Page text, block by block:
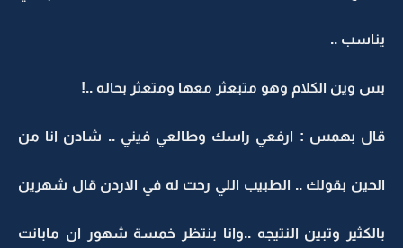
يناسب ..
بس وين الكلام وهو متبعثر معها ومتعثر بحاله ..!
قال بهمس : ارفعي راسك وطالعي فيني .. شادن انا من
الحين بقولك .. الطبيب اللي رحت له في الاردن قال شهرين
بالكثير وتبين النتيجه ..وانا بنتظر خمسة شهور ان مابانت